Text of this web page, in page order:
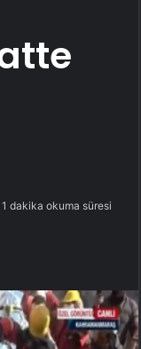
1 dakika okuma süresi